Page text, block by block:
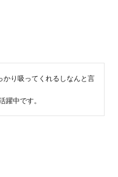
り吸ってくれるしなんと言
躍中です。